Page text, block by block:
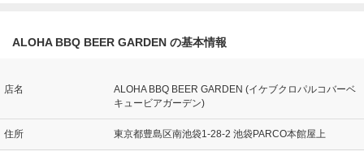
ALOHA BBQ BEER GARDEN の基本情報
店名
ALOHA BBQ BEER GARDEN (イケブクロパルコバーベ
キュービアガーデン)
住所 東京都豊島区南池袋1-28-2 池袋PARCO本館屋上